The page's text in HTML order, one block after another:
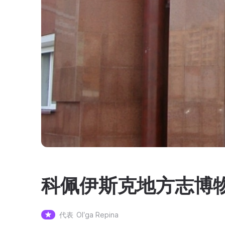
科佩伊斯克地方志博
代表 Olʹga Repina